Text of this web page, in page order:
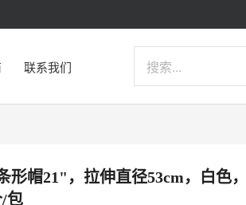
联系我们
形帽21"，拉伸直径53cm，白色，
/包